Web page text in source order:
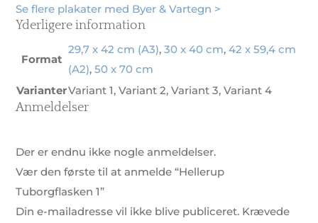
Se flere plakater med Byer & Vartegn >
Yderligere information
Format
29,7 x 42 cm (A3),30 x 40 cm,42 x 59,4 cm
(A2),50 x 70 cm
VarianterVariant 1, Variant 2, Variant 3, Variant 4
Anmeldelser
Der er endnu ikke nogle anmeldelser.
Vær den første til at anmelde “Hellerup
Tuborgflasken 1”
Din e-mailadresse vil ikke blive publiceret. Krævede